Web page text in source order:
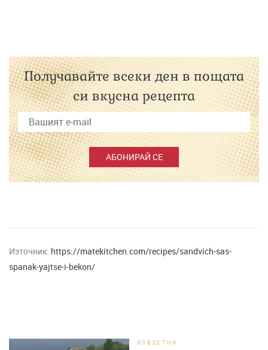
Получавайте всеки ден в пощата
си вкусна рецепта
АБОНИРАЙ СЕ
Източник: https://matekitchen.com/recipes/sandvich-sas-
spanak-yajtse-i-bekon/
ИЗВЕСТНИ